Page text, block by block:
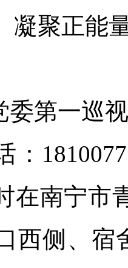
凝聚正能
委第一巡
：
在南宁市
西侧、宿